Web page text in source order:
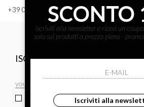
+39 0564 92 24 24
ISCRIVITI ALLA NEWSLETTER
ho letto ed accettato le condizioni sulla privacy.
SCONTO
iscriviti alla newsletter e ricevi un
solo sui prodotti a prezzo pieno -
Iscriviti alla